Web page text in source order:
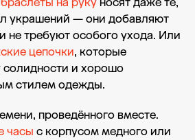
украшений — они добавляют
не требуют особого ухода. Или
цепочки, которые
и хорошо
стилем одежды.
проведённого вместе.
часы с корпусом медного или